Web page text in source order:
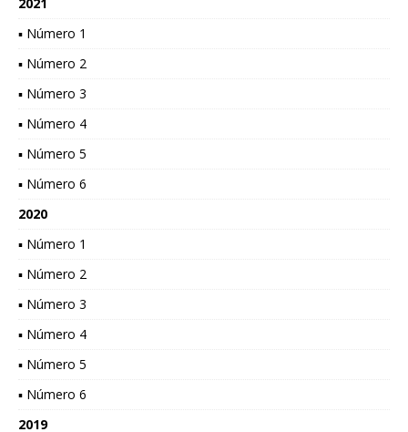
▪ Número 1
▪ Número 2
▪ Número 3
▪ Número 4
▪ Número 5
▪ Número 6
2020
▪ Número 1
▪ Número 2
▪ Número 3
▪ Número 4
▪ Número 5
▪ Número 6
2019